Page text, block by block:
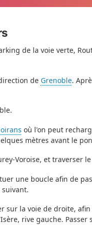
de la voie verte,
de Grenoble.
où l'on peut
mètres avant le
Voroise, et traverser
une boucle afin de
sur la voie de droite,
rive gauche.